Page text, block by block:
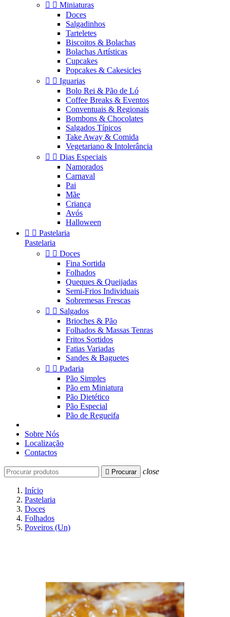
  Miniaturas
Doces
Salgadinhos
Tarteletes
Biscoitos & Bolachas
Bolachas Artísticas
Cupcakes
Popcakes & Cakesicles
  Iguarias
Bolo Rei & Pão de Ló
Coffee Breaks & Eventos
Conventuais & Regionais
Bombons & Chocolates
Salgados Típicos
Take Away & Comida
Vegetariano & Intolerância
  Dias Especiais
Namorados
Carnaval
Pai
Mãe
Criança
Avós
Halloween
  Pastelaria
Pastelaria
  Doces
Fina Sortida
Folhados
Queques & Queijadas
Semi-Frios Individuais
Sobremesas Frescas
  Salgados
Brioches & Pão
Folhados & Massas Tenras
Fritos Sortidos
Fatias Variadas
Sandes & Baguetes
  Padaria
Pão Simples
Pão em Miniatura
Pão Dietético
Pão Especial
Pão de Regueifa
Sobre Nós
Localização
Contactos
 Procurar close
Início
Pastelaria
Doces
Folhados
Poveiros (Un)